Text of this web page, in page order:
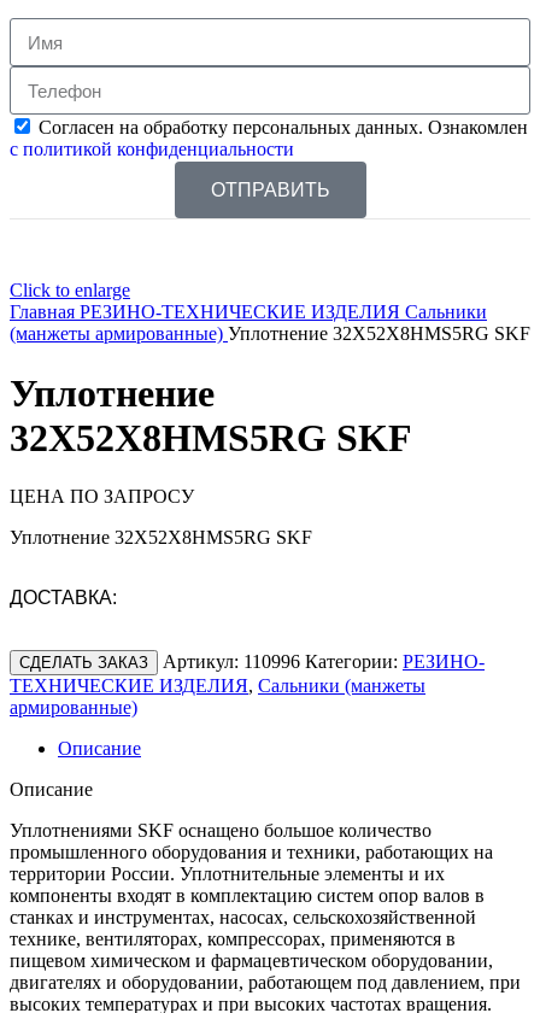
Согласен на обработку персональных данных. Ознакомлен
с политикой конфиденциальности
ОТПРАВИТЬ
Click to enlarge
Главная РЕЗИНО-ТЕХНИЧЕСКИЕ ИЗДЕЛИЯ Сальники
(манжеты армированные) Уплотнение 32X52X8HMS5RG SKF
Уплотнение
32X52X8HMS5RG SKF
ЦЕНА ПО ЗАПРОСУ
Уплотнение 32X52X8HMS5RG SKF
ДОСТАВКА:
СДЕЛАТЬ ЗАКАЗ Артикул: 110996 Категории: РЕЗИНО-
ТЕХНИЧЕСКИЕ ИЗДЕЛИЯ, Сальники (манжеты
армированные)
Описание
Описание
Уплотнениями SKF оснащено большое количество
промышленного оборудования и техники, работающих на
территории России. Уплотнительные элементы и их
компоненты входят в комплектацию систем опор валов в
станках и инструментах, насосах, сельскохозяйственной
технике, вентиляторах, компрессорах, применяются в
пищевом химическом и фармацевтическом оборудовании,
двигателях и оборудовании, работающем под давлением, при
высоких температурах и при высоких частотах вращения.